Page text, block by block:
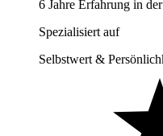
6 Jahre Erfahrung in
Spezialisiert auf
Selbstwert &